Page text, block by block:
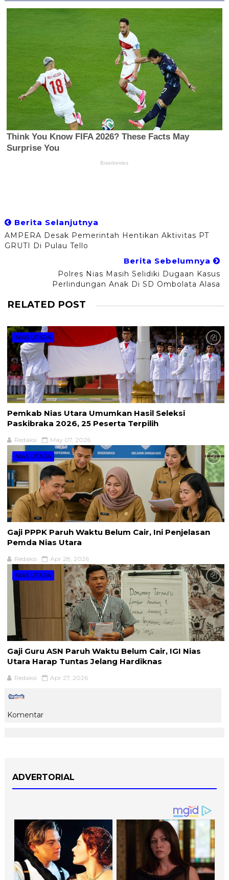
Berita Selanjutnya
AMPERA Desak Pemerintah Hentikan Aktivitas PT
GRUTI Di Pulau Tello
Berita Sebelumnya
Polres Nias Masih Selidiki Dugaan Kasus
Perlindungan Anak Di SD Ombolata Alasa
RELATED POST
NIAS UTARA
Pemkab Nias Utara Umumkan Hasil Seleksi
Paskibraka 2026, 25 Peserta Terpilih
Redaksi May 07, 2026
NIAS UTARA
Gaji PPPK Paruh Waktu Belum Cair, Ini Penjelasan
Pemda Nias Utara
Redaksi Apr 28, 2026
NIAS UTARA
Gaji Guru ASN Paruh Waktu Belum Cair, IGI Nias
Utara Harap Tuntas Jelang Hardiknas
Redaksi Apr 27, 2026
Komentar
ADVERTORIAL